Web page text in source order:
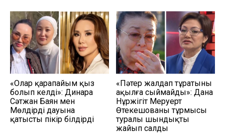
«Олар қарапайым қыз
болып келді»: Динара
Сәтжан Баян мен
Мөлдірдің дауына
қатысты пікір білдірді
«Пәтер жалдап тұратыны
ақылға сыймайды»: Дана
Нұржігіт Меруерт
Өтекешованың тұрмысы
туралы шындықты
жайып салды